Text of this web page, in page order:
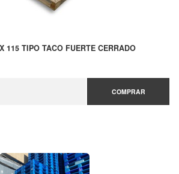
115 TIPO TACO FUERTE CERRADO
COMPRAR